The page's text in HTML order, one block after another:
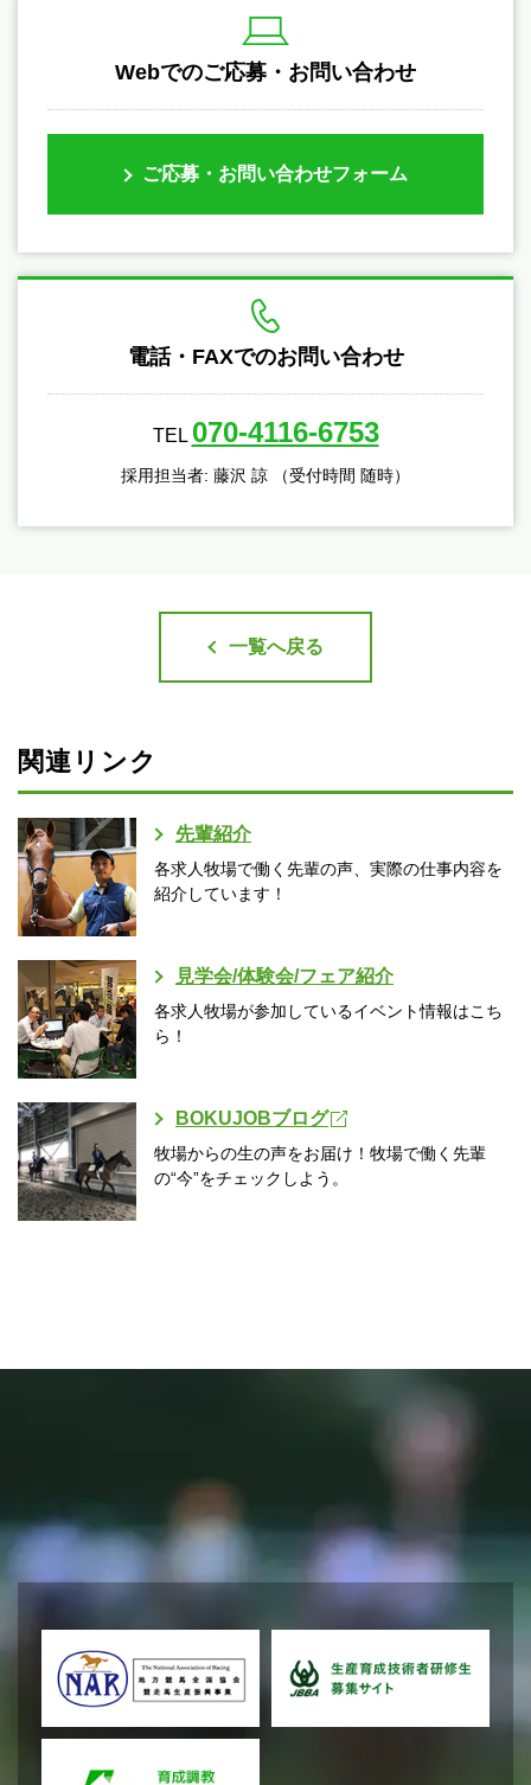
Webでのご応募・お問い合わせ
ご応募・お問い合わせフォーム
電話・FAXでのお問い合わせ
TEL 070-4116-6753
採用担当者: 藤沢 諒 （受付時間 随時）
一覧へ戻る
関連リンク
先輩紹介
各求人牧場で働く先輩の声、実際の仕事内容を
紹介しています！
見学会/体験会/フェア紹介
各求人牧場が参加しているイベント情報はこち
ら！
BOKUJOBブログ
牧場からの生の声をお届け！牧場で働く先輩
の“今”をチェックしよう。